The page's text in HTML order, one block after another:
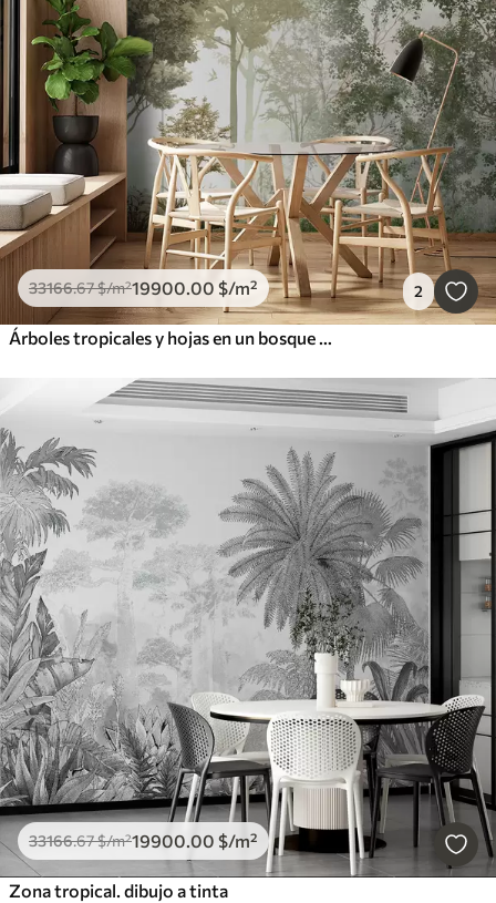
33166.67$/m²19900.00 $/m² 2
Árboles tropicales y hojas en un bosque de niebla
33166.67$/m²19900.00 $/m²
Zona tropical. dibujo a tinta